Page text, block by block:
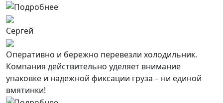
Сергей
Оперативно и бережно перевезли холодильник.
Компания действительно уделяет внимание
упаковке и надежной фиксации груза – ни единой
вмятинки!